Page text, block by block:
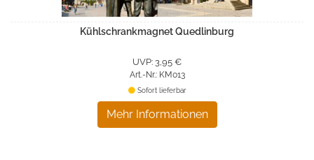
Kühlschrankmagnet Quedlinburg
UVP: 3,95 €
Art.-Nr.: KM013
Mehr Informationen
Sofort lieferbar